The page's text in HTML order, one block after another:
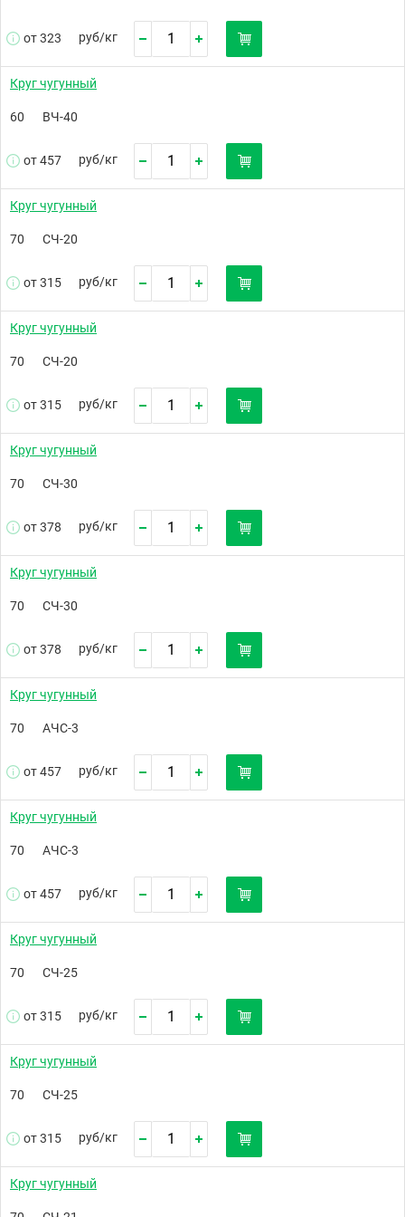
от 323 руб/кг
Круг чугунный
60 ВЧ-40
от 457 руб/кг
Круг чугунный
70 СЧ-20
от 315 руб/кг
Круг чугунный
70 СЧ-20
от 315 руб/кг
Круг чугунный
70 СЧ-30
от 378 руб/кг
Круг чугунный
70 СЧ-30
от 378 руб/кг
Круг чугунный
70 АЧС-3
от 457 руб/кг
Круг чугунный
70 АЧС-3
от 457 руб/кг
Круг чугунный
70 СЧ-25
от 315 руб/кг
Круг чугунный
70 СЧ-25
от 315 руб/кг
Круг чугунный